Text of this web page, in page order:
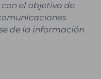
el objetivo de
de la información